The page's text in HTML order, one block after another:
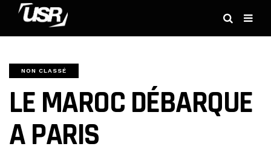
NON CLASSÉ
LE MAROC DÉBARQUE
A PARIS